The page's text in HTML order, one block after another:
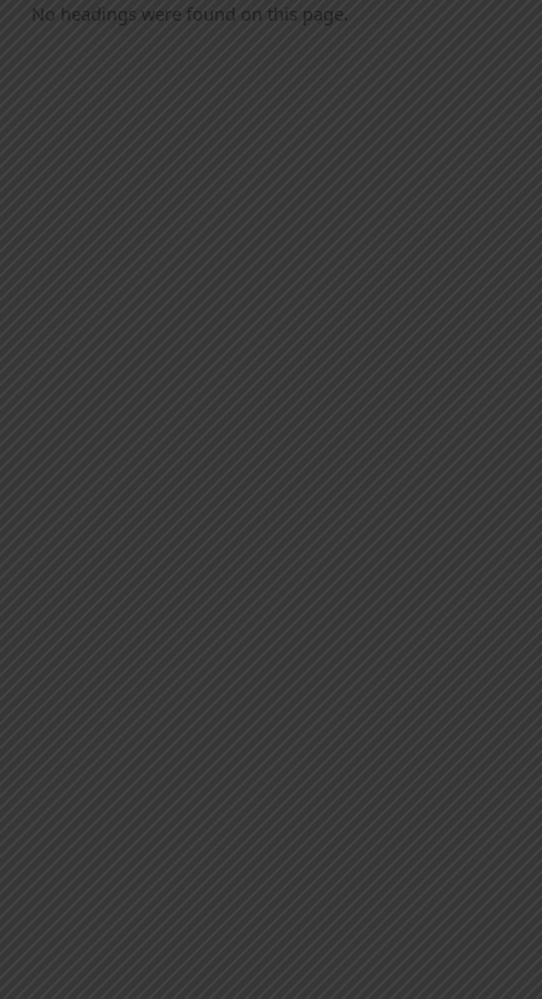
No headings were found on this page.